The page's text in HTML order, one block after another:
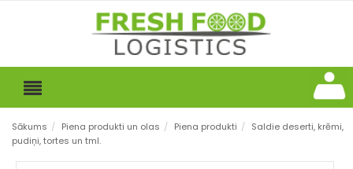
Sākums / Piena produkti un olas / Piena produkti / Saldie deserti, krēmi,
pudiņi, tortes un tml.